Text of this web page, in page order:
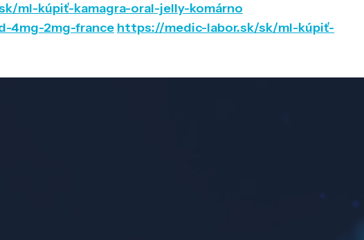
ml-kúpiť-kamagra-oral-jelly-komárno
4mg-2mg-france https://medic-labor.sk/sk/ml-kúpiť-